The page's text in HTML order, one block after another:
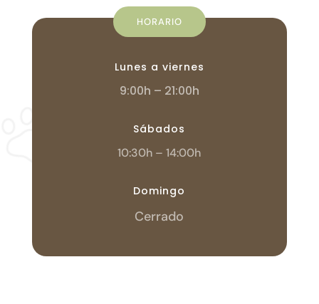
HORARIO
Lunes a viernes
9:00h – 21:00h
Sábados
10:30h – 14:00h
Domingo
Cerrado